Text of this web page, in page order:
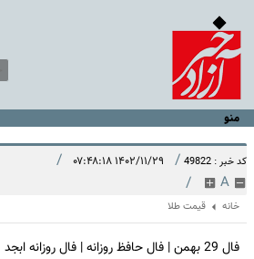
منو
کد خبر : 49822 / ۱۴۰۲/۱۱/۲۹ ۰۷:۴۸:۱۸ /
A
/
خانه قیمت طلا
فال 29 بهمن | فال حافظ روزانه | فال روزانه ابجد